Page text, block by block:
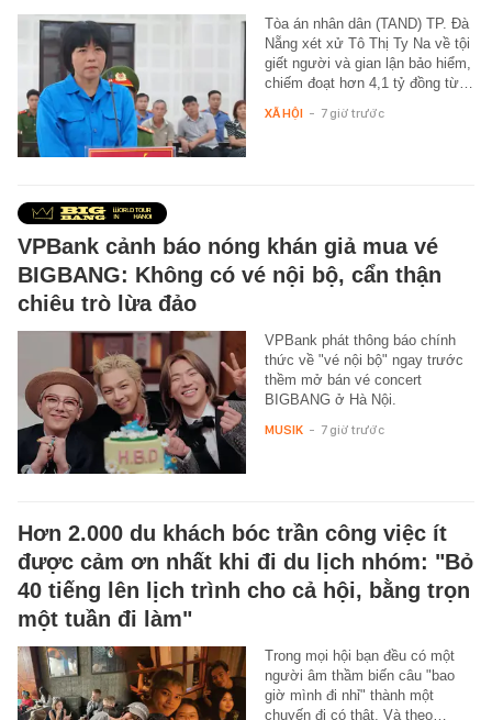
Tòa án nhân dân (TAND) TP. Đà
Nẵng xét xử Tô Thị Ty Na về tội
giết người và gian lận bảo hiểm,
chiếm đoạt hơn 4,1 tỷ đồng từ…
XÃ HỘI - 7 giờ trước
VPBank cảnh báo nóng khán giả mua vé
BIGBANG: Không có vé nội bộ, cẩn thận
chiêu trò lừa đảo
VPBank phát thông báo chính
thức về "vé nội bộ" ngay trước
thềm mở bán vé concert
BIGBANG ở Hà Nội.
MUSIK - 7 giờ trước
Hơn 2.000 du khách bóc trần công việc ít
được cảm ơn nhất khi đi du lịch nhóm: "Bỏ
40 tiếng lên lịch trình cho cả hội, bằng trọn
một tuần đi làm"
Trong mọi hội bạn đều có một
người âm thầm biến câu "bao
giờ mình đi nhỉ" thành một
chuyến đi có thật. Và theo…